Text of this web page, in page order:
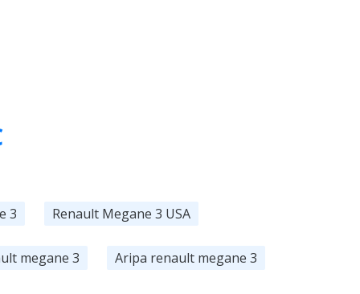
3 Renault Megane 3 USA
megane 3 Aripa renault megane 3